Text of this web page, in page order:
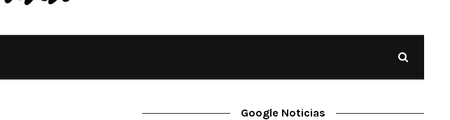
Google Noticias